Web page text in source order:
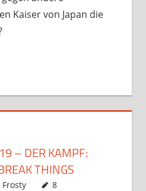
Kaiser von Japan die
– DER KAMPF:
THINGS
Frosty
8